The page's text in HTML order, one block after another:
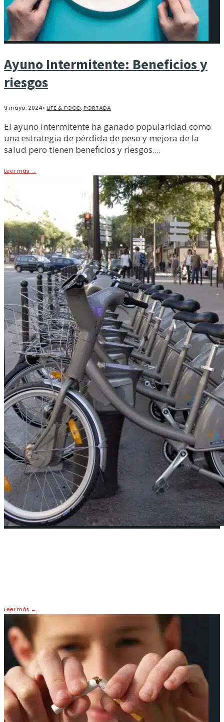
Ayuno Intermitente: Beneficios y
riesgos
9 mayo, 2024• LIFE & FOOD,PORTADA
El ayuno intermitente ha ganado popularidad como
una estrategia de pérdida de peso y mejora de la
salud pero tienen beneficios y riesgos....
Leer más →
Leer más →